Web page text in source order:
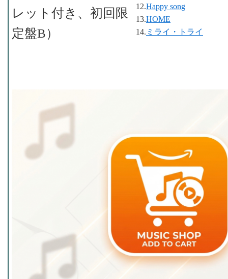
12.Happy song
13.HOME
14. ミライ・トライ
レット付き、初回限
定盤B）